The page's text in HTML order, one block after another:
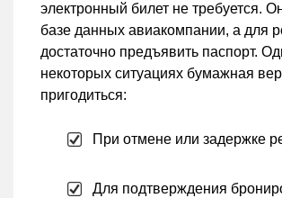
электронный билет не требуется.
базе данных авиакомпании, а для
достаточно предъявить паспорт.
некоторых ситуациях бумажная
пригодиться:
При отмене или задержке
Для подтверждения